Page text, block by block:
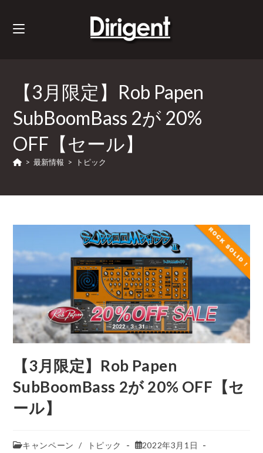
【3月限定】Rob Papen
SubBoomBass 2が 20%
OFF【セール】
> 最新情報 > トピック
【3月限定】Rob Papen
SubBoomBass 2が 20% OFF【セ
ール】
キャンペーン / トピック
2022年3月1日